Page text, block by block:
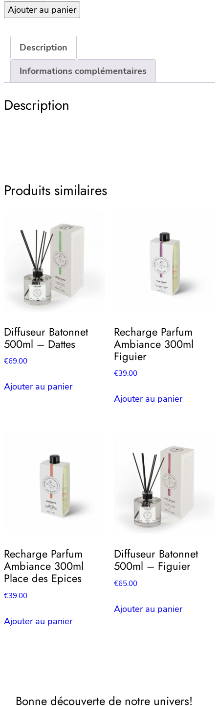
Beige
Bougie
Pillier
Rustic
7,8×15,2
Ajouter au panier
Description
Informations complémentaires
Description
Produits similaires
Diffuseur Batonnet
500ml – Dattes
€69.00
Ajouter au panier
Recharge Parfum
Ambiance 300ml
Figuier
€39.00
Ajouter au panier
Recharge Parfum
Ambiance 300ml
Place des Epices
€39.00
Ajouter au panier
Diffuseur Batonnet
500ml – Figuier
€65.00
Ajouter au panier
Bonne découverte de notre univers!